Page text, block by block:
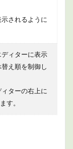
示されるように
ィターに表示
え順を制御し
ターの右上に
す。